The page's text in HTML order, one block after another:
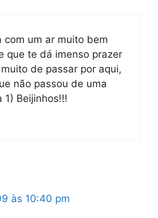
com um ar muito bem
que te dá imenso prazer
de passar por aqui,
não passou de uma
1) Beijinhos!!!
às 10:40 pm